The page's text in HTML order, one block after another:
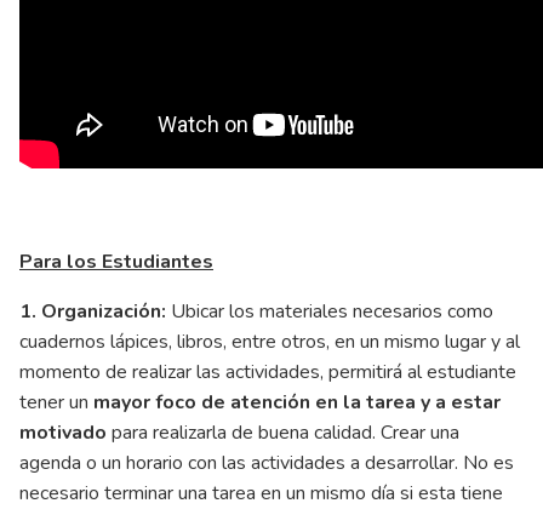
Para los Estudiantes
1. Organización: Ubicar los materiales necesarios como
cuadernos lápices, libros, entre otros, en un mismo lugar y al
momento de realizar las actividades, permitirá al estudiante
tener un mayor foco de atención en la tarea y a estar
motivado para realizarla de buena calidad. Crear una
agenda o un horario con las actividades a desarrollar. No es
necesario terminar una tarea en un mismo día si esta tiene